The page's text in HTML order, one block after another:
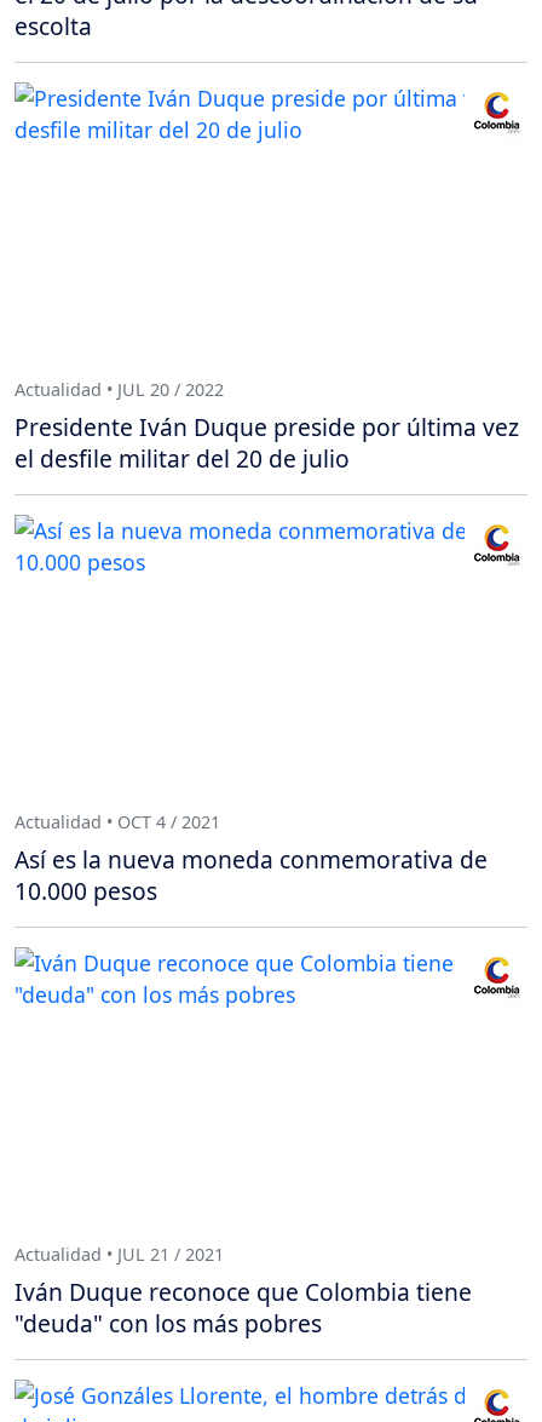
escolta
Actualidad • JUL 20 / 2022
Presidente Iván Duque preside por última vez
el desfile militar del 20 de julio
Actualidad • OCT 4 / 2021
Así es la nueva moneda conmemorativa de
10.000 pesos
Actualidad • JUL 21 / 2021
Iván Duque reconoce que Colombia tiene
"deuda" con los más pobres